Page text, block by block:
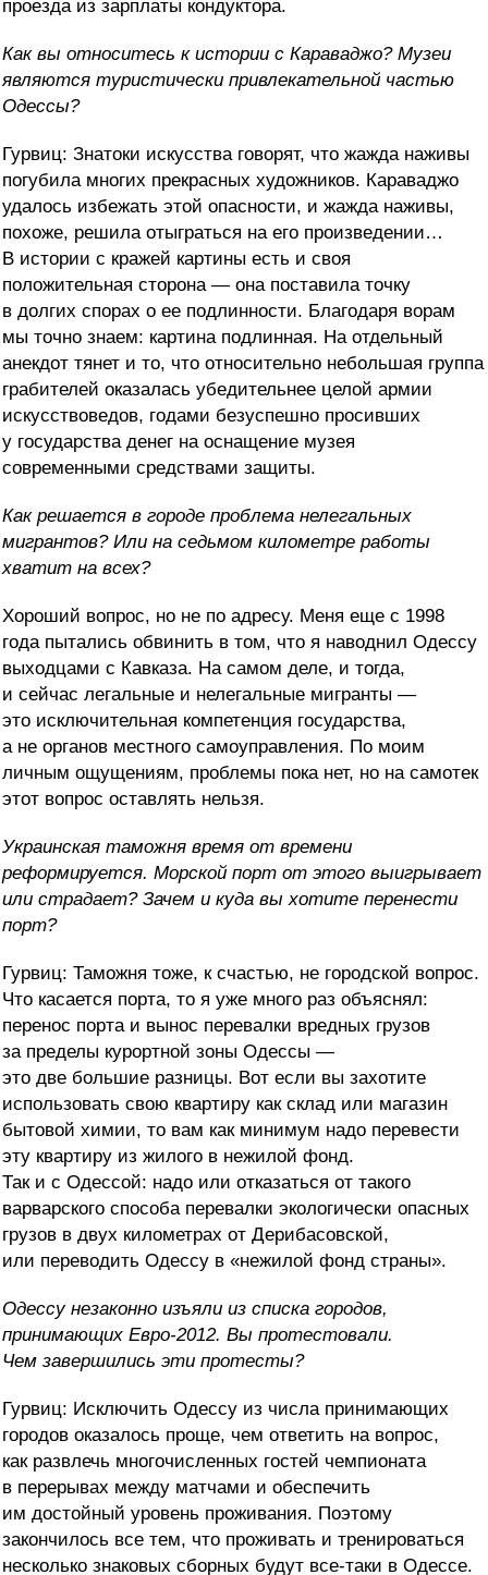
проезда из зарплаты кондуктора.
Как вы относитесь к истории с Караваджо? Музеи
являются туристически привлекательной частью
Одессы?
Гурвиц: Знатоки искусства говорят, что жажда наживы
погубила многих прекрасных художников. Караваджо
удалось избежать этой опасности, и жажда наживы,
похоже, решила отыграться на его произведении…
В истории с кражей картины есть и своя
положительная сторона — она поставила точку
в долгих спорах о ее подлинности. Благодаря ворам
мы точно знаем: картина подлинная. На отдельный
анекдот тянет и то, что относительно небольшая группа
грабителей оказалась убедительнее целой армии
искусствоведов, годами безуспешно просивших
у государства денег на оснащение музея
современными средствами защиты.
Как решается в городе проблема нелегальных
мигрантов? Или на седьмом километре работы
хватит на всех?
Хороший вопрос, но не по адресу. Меня еще с 1998
года пытались обвинить в том, что я наводнил Одессу
выходцами с Кавказа. На самом деле, и тогда,
и сейчас легальные и нелегальные мигранты —
это исключительная компетенция государства,
а не органов местного самоуправления. По моим
личным ощущениям, проблемы пока нет, но на самотек
этот вопрос оставлять нельзя.
Украинская таможня время от времени
реформируется. Морской порт от этого выигрывает
или страдает? Зачем и куда вы хотите перенести
порт?
Гурвиц: Таможня тоже, к счастью, не городской вопрос.
Что касается порта, то я уже много раз объяснял:
перенос порта и вынос перевалки вредных грузов
за пределы курортной зоны Одессы —
это две большие разницы. Вот если вы захотите
использовать свою квартиру как склад или магазин
бытовой химии, то вам как минимум надо перевести
эту квартиру из жилого в нежилой фонд.
Так и с Одессой: надо или отказаться от такого
варварского способа перевалки экологически опасных
грузов в двух километрах от Дерибасовской,
или переводить Одессу в «нежилой фонд страны».
Одессу незаконно изъяли из списка городов,
принимающих Евро-2012. Вы протестовали.
Чем завершились эти протесты?
Гурвиц: Исключить Одессу из числа принимающих
городов оказалось проще, чем ответить на вопрос,
как развлечь многочисленных гостей чемпионата
в перерывах между матчами и обеспечить
им достойный уровень проживания. Поэтому
закончилось все тем, что проживать и тренироваться
несколько знаковых сборных будут все-таки в Одессе.